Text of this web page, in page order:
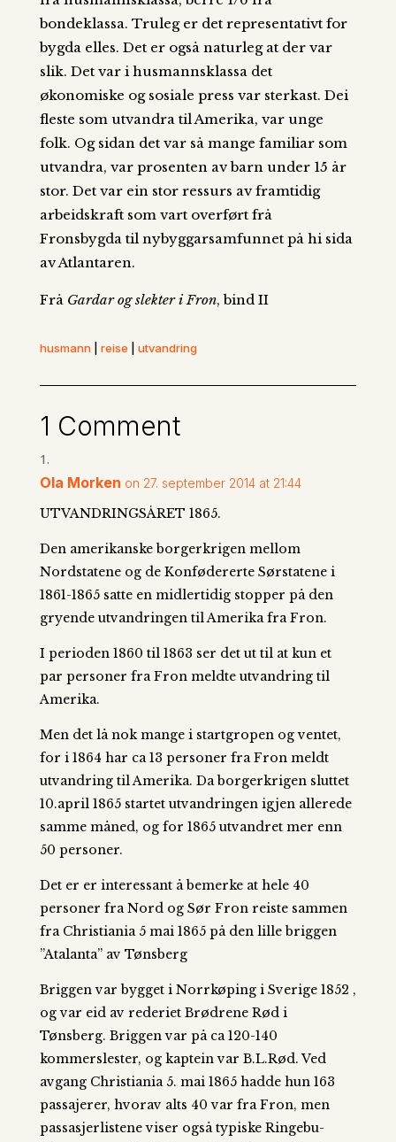
bondeklassa. Truleg er det representativt for
bygda elles. Det er også naturleg at der var
slik. Det var i husmannsklassa det
økonomiske og sosiale press var sterkast. Dei
fleste som utvandra til Amerika, var unge
folk. Og sidan det var så mange familiar som
utvandra, var prosenten av barn under 15 år
stor. Det var ein stor ressurs av framtidig
arbeidskraft som vart overført frå
Fronsbygda til nybyggarsamfunnet på hi sida
av Atlantaren.
Frå Gardar og slekter i Fron, bind II
husmann| reise utvandring
1 Comment
Ola Morken on 27. september 2014 at 21:44
UTVANDRINGSÅRET 1865.
Den amerikanske borgerkrigen mellom
Nordstatene og de Konfødererte Sørstatene i
1861-1865 satte en midlertidig stopper på den
gryende utvandringen til Amerika fra Fron.
I perioden 1860 til 1863 ser det ut til at kun et
par personer fra Fron meldte utvandring til
Amerika.
Men det lå nok mange i startgropen og ventet,
for i 1864 har ca 13 personer fra Fron meldt
utvandring til Amerika. Da borgerkrigen sluttet
10.april 1865 startet utvandringen igjen allerede
samme måned, og for 1865 utvandret mer enn
50 personer.
Det er er interessant å bemerke at hele 40
personer fra Nord og Sør Fron reiste sammen
fra Christiania 5 mai 1865 på den lille briggen
”Atalanta” av Tønsberg
Briggen var bygget i Norrkøping i Sverige 1852 ,
og var eid av rederiet Brødrene Rød i
Tønsberg. Briggen var på ca 120-140
kommerslester, og kaptein var B.L.Rød. Ved
avgang Christiania 5. mai 1865 hadde hun 163
passajerer, hvorav alts 40 var fra Fron, men
passasjerlistene viser også typiske Ringebu-